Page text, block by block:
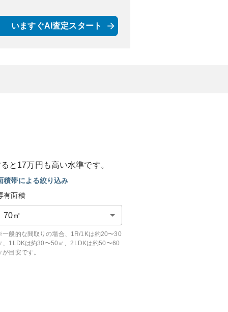
いますぐAI査定スタート
と 17万円も高い水準です。
積帯による絞り込み
有面積
70㎡
般的な間取りの場合、1R/1Kは約20〜30
、1LDKは約30〜50㎡、2LDKは約50〜60
が目安です。